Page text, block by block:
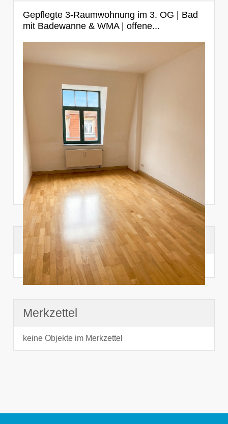
Gepflegte 3-Raumwohnung im 3. OG | Bad
mit Badewanne & WMA | offene...
Suchhistorie
noch nichts angesehen
Merkzettel
keine Objekte im Merkzettel